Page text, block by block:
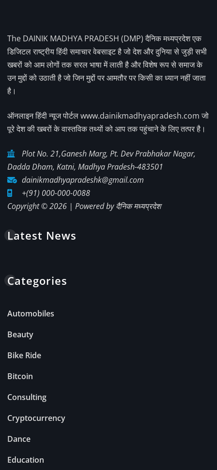
The DAINIK MADHYA PRADESH (DMP) दैनिक मध्यप्रदेश एक
डिजिटल राष्ट्रीय हिंदी समाचार वेबसाइट है जो देश और दुनिया से जुड़ी सभी
खबरों को आम लोगों तक सरल भाषा में लाती है और विशेष रूप से समाज के
उन मुद्दों को उठाती है जो जिन मुद्दों पर आमतौर पर किसी का ध्यान नहीं जाता
है।
ऑनलाइन हिंदी न्यूज पोर्टल www.dainikmadhyapradesh.com जो
पूरे देश की खबरों के वास्तविक तथ्यों को आप तक पहुंचाने के लिए तत्पर है।
Plot No. 21,Ganesh Marg, Pt. Dev Prabhakar Nagar,
Dadda Dham, Katni, Madhya Pradesh-483501
dainikmadhyapradeshk@gmail.com
+(91) 000-000-0088
Copyright © 2026 | Powered byदैनिक मध्यप्रदेश
Latest News
Categories
Automobiles
Beauty
Bike Ride
Bitcoin
Consulting
Cryptocurrency
Dance
Education